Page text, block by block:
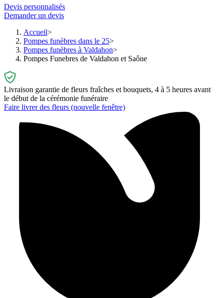
Devis personnalisés
Demander un devis
Accueil
Pompes funèbres dans le 25
Pompes funèbres à Valdahon
Pompes Funebres de Valdahon et Saône
Livraison garantie de fleurs fraîches et bouquets, 4 à 5 heures avant
le début de la cérémonie funéraire
Faire livrer des fleurs (nouvelle fenêtre)